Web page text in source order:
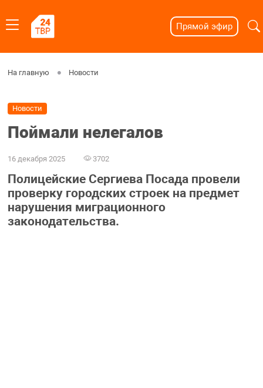
Прямой эфир
На главную Новости
Новости
Поймали нелегалов
16 декабря 2025 3702
Полицейские Сергиева Посада провели
проверку городских строек на предмет
нарушения миграционного
законодательства.